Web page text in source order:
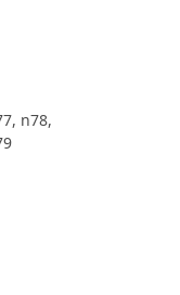
n78,